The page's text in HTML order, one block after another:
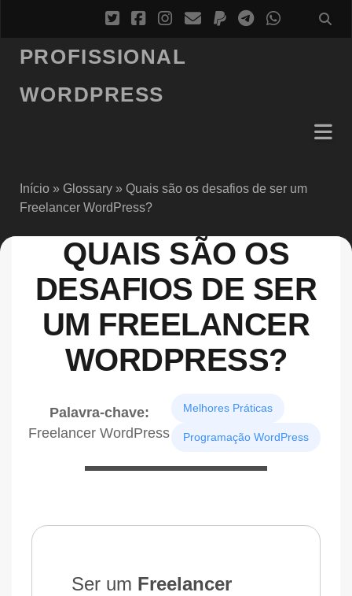
PROFISSIONAL
WORDPRESS
Início» Glossary» Quais são os desafios de ser um
Freelancer WordPress?
QUAIS SÃO OS
DESAFIOS DE SER
UM FREELANCER
WORDPRESS?
Palavra-chave:
Freelancer WordPress
Melhores Práticas
Programação WordPress
Ser um Freelancer